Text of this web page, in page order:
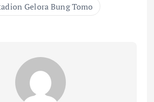
Gelora Bung Tomo